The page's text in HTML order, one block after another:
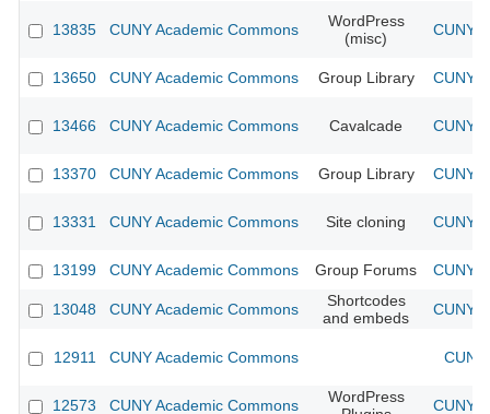
13835 CUNY Academic Commons
WordPress
(misc)
CUNY
13650 CUNY Academic Commons Group Library CUNY
13466 CUNY Academic Commons Cavalcade CUNY
13370 CUNY Academic Commons Group Library CUNY
13331 CUNY Academic Commons Site cloning CUNY
13199 CUNY Academic Commons Group Forums CUNY
13048 CUNY Academic Commons
Shortcodes
and embeds
CUNY
12911 CUNY Academic Commons
12573 CUNY Academic Commons
WordPress
CUNY